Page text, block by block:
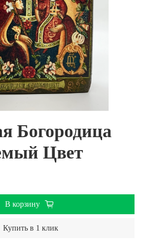
Богородица
Цвет
В корзину
Купить в 1 клик